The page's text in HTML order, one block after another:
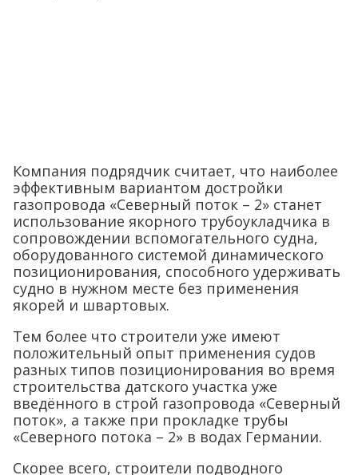
Компания подрядчик считает, что наиболее
эффективным вариантом достройки
газопровода «Северный поток – 2» станет
использование якорного трубоукладчика в
сопровождении вспомогательного судна,
оборудованного системой динамического
позиционирования, способного удерживать
судно в нужном месте без применения
якорей и швартовых.
Тем более что строители уже имеют
положительный опыт применения судов
разных типов позиционирования во время
строительства датского участка уже
введённого в строй газопровода «Северный
поток», а также при прокладке трубы
«Северного потока – 2» в водах Германии.
Скорее всего, строители подводного